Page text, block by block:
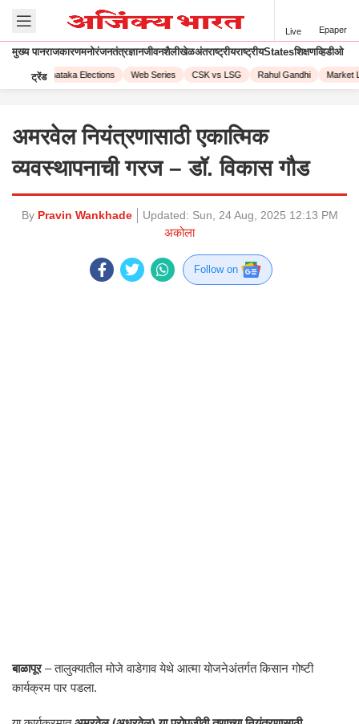
Live Epaper
मुख्य पानराजकारणमनोरंजनतंत्रज्ञानजीवनशैलीखेळअंतराष्ट्रीयराष्ट्रीयStatesशिक्षणव्हिडीओ
ट्रेंड
Karnataka Elections Web Series CSK vs LSG Rahul Gandhi Market
अमरवेल नियंत्रणासाठी एकात्मिक
व्यवस्थापनाची गरज – डॉ. विकास गौड
By Pravin Wankhade Updated: Sun, 24 Aug, 2025 12:13 PM
अकोला
Follow on
बाळापूर– तालुक्यातील मोजे वाडेगाव येथे आत्मा योजनेअंतर्गत किसान गोष्टी
कार्यक्रम पार पडला.